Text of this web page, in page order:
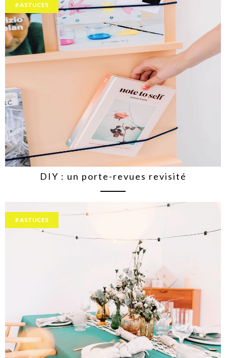
ASTUCES
DIY : un porte-revues revisité
ASTUCES